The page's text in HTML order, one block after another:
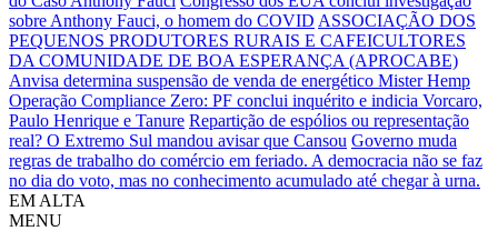
sobre Anthony Fauci, o homem do COVID ASSOCIAÇÃO DOS
PEQUENOS PRODUTORES RURAIS E CAFEICULTORES
DA COMUNIDADE DE BOA ESPERANÇA (APROCABE)
Anvisa determina suspensão de venda de energético Mister Hemp
Operação Compliance Zero: PF conclui inquérito e indicia Vorcaro,
Paulo Henrique e Tanure Repartição de espólios ou representação
real? O Extremo Sul mandou avisar que Cansou Governo muda
regras de trabalho do comércio em feriado. A democracia não se faz
no dia do voto, mas no conhecimento acumulado até chegar à urna.
EM ALTA
MENU